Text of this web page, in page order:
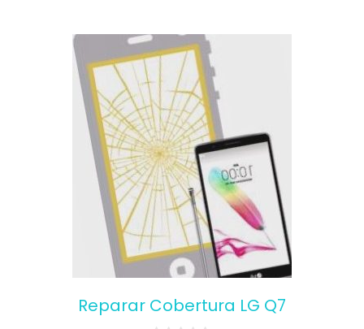
Reparar Cobertura LG Q7